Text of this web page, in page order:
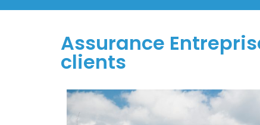
Assurance
clients